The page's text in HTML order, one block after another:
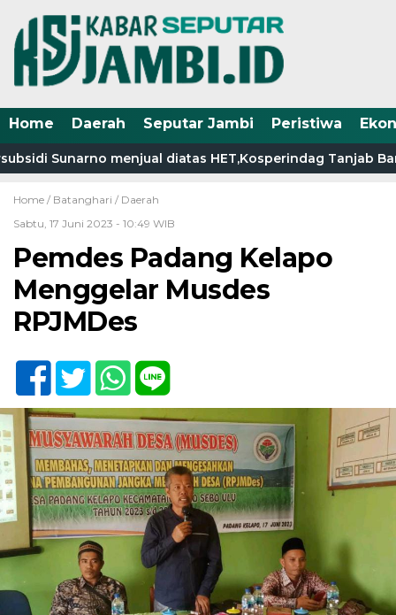
Home Daerah Seputar Jambi Peristiwa
Sunarno menjual diatas HET,Kosperindag Tanjab
Home / Batanghari / Daerah
Sabtu, 17 Juni 2023 - 10:49 WIB
Pemdes Padang Kelapo
Menggelar Musdes
RPJMDes